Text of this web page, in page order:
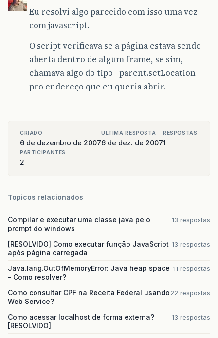
Eu resolvi algo parecido com isso uma vez
com javascript.
O script verificava se a página estava sendo
aberta dentro de algum frame, se sim,
chamava algo do tipo _parent.setLocation
pro endereço que eu queria abrir.
CRIADO
6 de dezembro de 2007
ULTIMA RESPOSTA
6 de dez. de 2007
RESPOSTAS
1
PARTICIPANTES
2
Topicos relacionados
Compilar e executar uma classe java pelo
prompt do windows
13 respostas
[RESOLVIDO] Como executar função JavaScript
após página carregada
13 respostas
Java.lang.OutOfMemoryError: Java heap space
- Como resolver?
11 respostas
Como consultar CPF na Receita Federal usando
Web Service?
22 respostas
Como acessar localhost de forma externa?
[RESOLVIDO]
13 respostas